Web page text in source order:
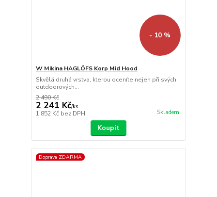
- 10 %
W Mikina HAGLÖFS Korp Mid Hood
Skvělá druhá vrstva, kterou oceníte nejen při svých
outdoorových...
2 490 Kč
2 241 Kč/ks
1 852 Kč bez DPH Skladem
Koupit
Doprava ZDARMA